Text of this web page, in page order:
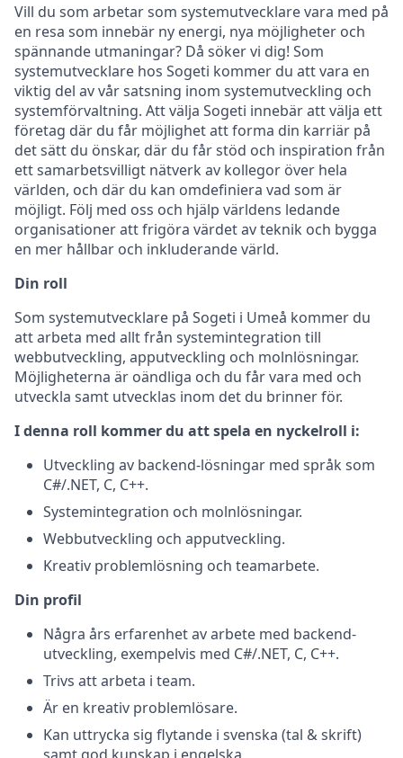
Vill du som arbetar som systemutvecklare vara med på
en resa som innebär ny energi, nya möjligheter och
spännande utmaningar? Då söker vi dig! Som
systemutvecklare hos Sogeti kommer du att vara en
viktig del av vår satsning inom systemutveckling och
systemförvaltning. Att välja Sogeti innebär att välja ett
företag där du får möjlighet att forma din karriär på
det sätt du önskar, där du får stöd och inspiration från
ett samarbetsvilligt nätverk av kollegor över hela
världen, och där du kan omdefiniera vad som är
möjligt. Följ med oss och hjälp världens ledande
organisationer att frigöra värdet av teknik och bygga
en mer hållbar och inkluderande värld.
Din roll
Som systemutvecklare på Sogeti i Umeå kommer du
att arbeta med allt från systemintegration till
webbutveckling, apputveckling och molnlösningar.
Möjligheterna är oändliga och du får vara med och
utveckla samt utvecklas inom det du brinner för.
I denna roll kommer du att spela en nyckelroll i:
Utveckling av backend-lösningar med språk som
C#/.NET, C, C++.
Systemintegration och molnlösningar.
Webbutveckling och apputveckling.
Kreativ problemlösning och teamarbete.
Din profil
Några års erfarenhet av arbete med backend-
utveckling, exempelvis med C#/.NET, C, C++.
Trivs att arbeta i team.
Är en kreativ problemlösare.
Kan uttrycka sig flytande i svenska (tal & skrift)